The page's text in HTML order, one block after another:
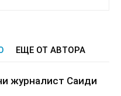
ЕЩЕ ОТ АВТОРА
журналист Саиди